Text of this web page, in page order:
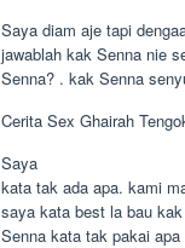
Saya diam aje tapi
jawablah kak Senna nie
Senna? . kak Senna
Cerita Sex Ghairah
Saya
kata tak ada apa. kami
saya kata best la bau
Senna kata tak pakai